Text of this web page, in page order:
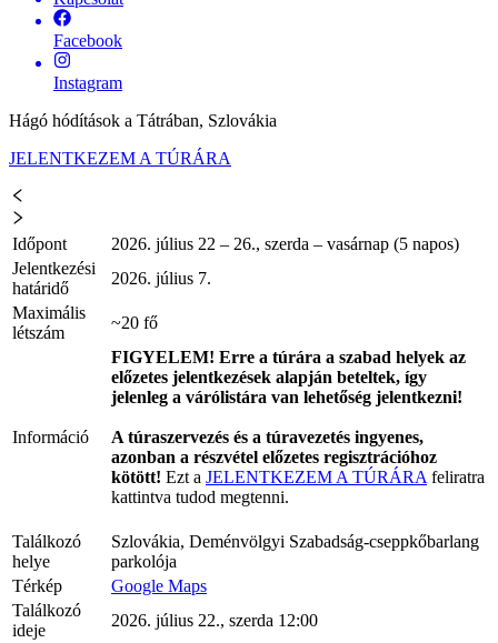
Facebook
Instagram
Hágó hódítások a Tátrában, Szlovákia
JELENTKEZEM A TÚRÁRA
Időpont
2026. július 22 – 26., szerda – vasárnap (5 napos)
Jelentkezési
határidő
2026. július 7.
Maximális
létszám
~20 fő
Információ
FIGYELEM! Erre a túrára a szabad helyek az
előzetes jelentkezések alapján beteltek, így
jelenleg a várólistára van lehetőség jelentkezni!
A túraszervezés és a túravezetés ingyenes,
azonban a részvétel előzetes regisztrációhoz
kötött! Ezt a JELENTKEZEM A TÚRÁRA feliratra
kattintva tudod megtenni.
Találkozó
helye
Szlovákia, Deménvölgyi Szabadság-cseppkőbarlang
parkolója
Térkép
Google Maps
Találkozó
ideje
2026. július 22., szerda 12:00